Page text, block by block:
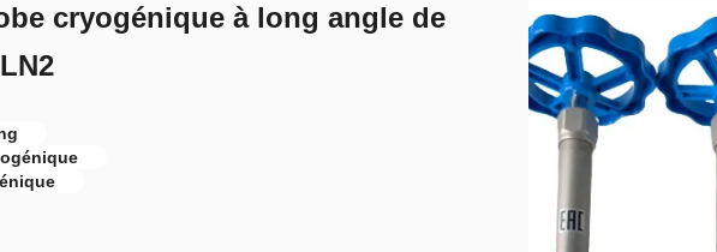
cryogénique à long angle de